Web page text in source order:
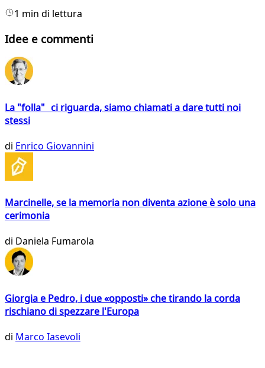
1 min di lettura
Idee e commenti
La "folla" ci riguarda, siamo chiamati a dare tutti noi
stessi
di Enrico Giovannini
Marcinelle, se la memoria non diventa azione è solo una
cerimonia
di Daniela Fumarola
Giorgia e Pedro, i due «opposti» che tirando la corda
rischiano di spezzare l'Europa
di Marco Iasevoli